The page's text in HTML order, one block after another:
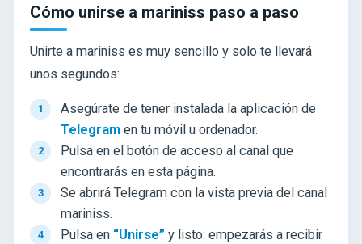
Cómo unirse a mariniss paso a paso
Unirte a mariniss es muy sencillo y solo te llevará
unos segundos:
Asegúrate de tener instalada la aplicación de
Telegram en tu móvil u ordenador.
Pulsa en el botón de acceso al canal que
encontrarás en esta página.
Se abrirá Telegram con la vista previa del canal
mariniss.
Pulsa en “Unirse” y listo: empezarás a recibir